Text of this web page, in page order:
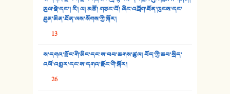
33. འཛོམས་པའི་ལམ།
34. ཉི་མ་སེམས་ལ་ཞོག་དང་། - ཟླ་སྒྲོན།
36. ཟླ་གཞོན་སྙན་དབྱངས། - ཟླ་སྒྲོན།
ཡུལ་སྡེ་དང་། རི། ལ། མཚོ། གཙང་པོ། ཞིང་འབྲོག་ཐོན་ཁུངས་དང་
ཐུན་མིན་ཐོན་ལས་སོགས་ཀྱི་སྐོར།
13
ས་དགའ་རྫོང་གི་མིང་དང་ས་བབ་ཆགས་ཚུལ། བོད་ཀྱི་ཆབ་སྲིད་
འཕོ་འགྱུར་དང་ས་དགའ་རྫོང་གི་སྐོར།
26